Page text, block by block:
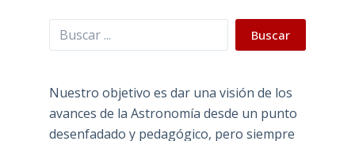
Buscar Buscar
Nuestro objetivo es dar una visión de los
avances de la Astronomía desde un punto
desenfadado y pedagógico, pero siempre